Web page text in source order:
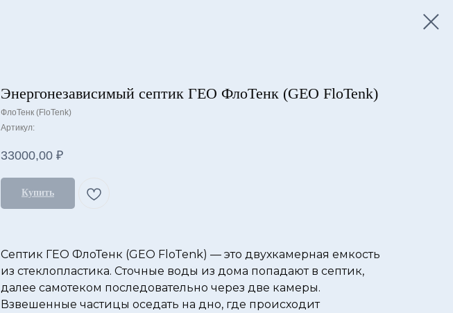
Энергонезависимый септик ГЕО ФлоТенк (GEO FloTenk)
ФлоТенк (FloTenk)
Артикул:
33000,00 ₽
Купить
Септик ГЕО ФлоТенк (GEO FloTenk) — это двухкамерная емкость
из стеклопластика. Сточные воды из дома попадают в септик,
далее самотеком последовательно через две камеры.
Взвешенные частицы оседать на дно, где происходит